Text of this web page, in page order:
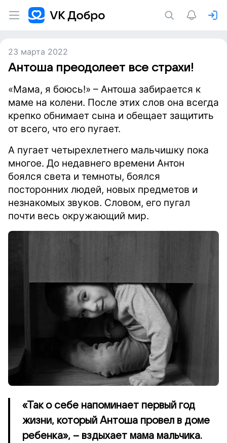
23 марта 2022
Антоша преодолеет все страхи!
«Мама, я боюсь!» – Антоша забирается к
маме на колени. После этих слов она всегда
крепко обнимает сына и обещает защитить
от всего, что его пугает.
А пугает четырехлетнего мальчишку пока
многое. До недавнего времени Антон
боялся света и темноты, боялся
посторонних людей, новых предметов и
незнакомых звуков. Cловом, его пугал
почти весь окружающий мир.
«Так о себе напоминает первый год
жизни, который Антоша провел в доме
ребенка», – вздыхает мама мальчика.